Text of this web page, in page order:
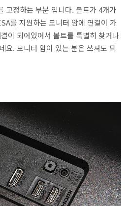
고정하는 부분 입니다. 볼트가 4개가
를 지원하는 모니터 암에 연결이 가
이 되어있어서 볼트를 특별히 찾거나
요. 모니터 암이 있는 분은 쓰셔도 되